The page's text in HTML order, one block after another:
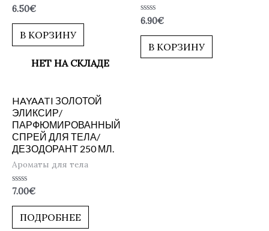
Оценка
из
6.50€
В КОРЗИНУ
Оценка
из
6.90€
В КОРЗИНУ
НЕТ НА СКЛАДЕ
HAYAATI ЗОЛОТОЙ
ЭЛИКСИР/
ПАРФЮМИРОВАННЫЙ
СПРЕЙ ДЛЯ ТЕЛА/
ДЕЗОДОРАНТ 250 МЛ.
Ароматы для тела
Оценка
из
7.00€
ПОДРОБНЕЕ